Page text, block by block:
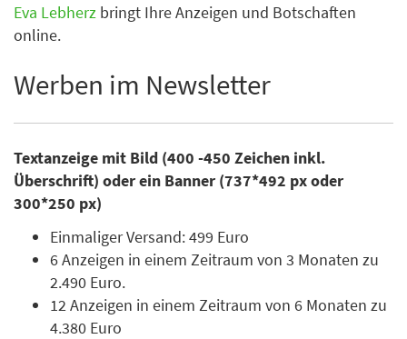
Eva Lebherz bringt Ihre Anzeigen und Botschaften
online.
Werben im Newsletter
Textanzeige mit Bild (400 -450 Zeichen inkl.
Überschrift) oder ein Banner (737*492 px oder
300*250 px)
Einmaliger Versand: 499 Euro
6 Anzeigen in einem Zeitraum von 3 Monaten zu
2.490 Euro.
12 Anzeigen in einem Zeitraum von 6 Monaten zu
4.380 Euro